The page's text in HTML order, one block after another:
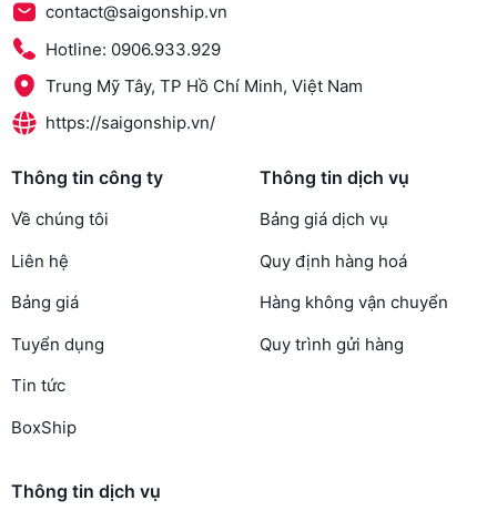
contact@saigonship.vn
Hotline: 0906.933.929
Trung Mỹ Tây, TP Hồ Chí Minh, Việt Nam
https://saigonship.vn/
Thông tin công ty
Về chúng tôi
Liên hệ
Bảng giá
Tuyển dụng
Tin tức
BoxShip
Thông tin dịch vụ
Bảng giá dịch vụ
Quy định hàng hoá
Hàng không vận chuyển
Quy trình gửi hàng
Thông tin dịch vụ